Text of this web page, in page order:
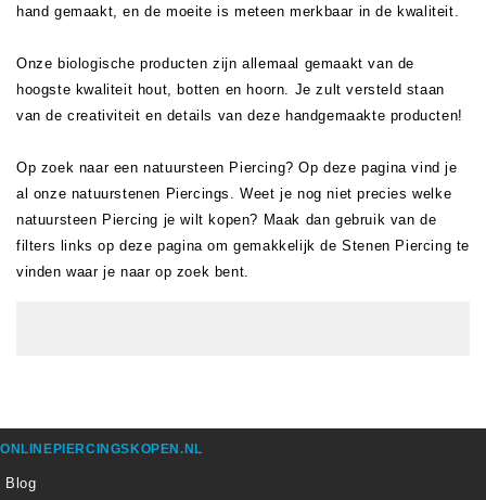
hand gemaakt, en de moeite is meteen merkbaar in de kwaliteit.
Onze biologische producten zijn allemaal gemaakt van de
hoogste kwaliteit hout, botten en hoorn. Je zult versteld staan ​​
van de creativiteit en details van deze handgemaakte producten!
Op zoek naar een natuursteen Piercing? Op deze pagina vind je
al onze natuurstenen Piercings. Weet je nog niet precies welke
natuursteen Piercing je wilt kopen? Maak dan gebruik van de
filters links op deze pagina om gemakkelijk de Stenen Piercing te
vinden waar je naar op zoek bent.
ONLINEPIERCINGSKOPEN.NL
Blog